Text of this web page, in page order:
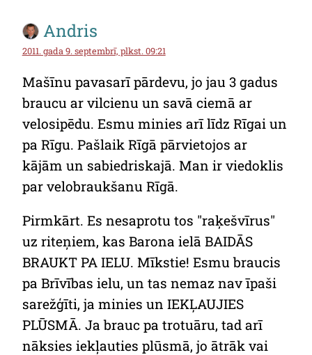
Andris
2011. gada 9. septembrī, plkst. 09:21
Mašīnu pavasarī pārdevu, jo jau 3 gadus
braucu ar vilcienu un savā ciemā ar
velosipēdu. Esmu minies arī līdz Rīgai un
pa Rīgu. Pašlaik Rīgā pārvietojos ar
kājām un sabiedriskajā. Man ir viedoklis
par velobraukšanu Rīgā.
Pirmkārt. Es nesaprotu tos "raķešvīrus"
uz riteņiem, kas Barona ielā BAIDĀS
BRAUKT PA IELU. Mīkstie! Esmu braucis
pa Brīvības ielu, un tas nemaz nav īpaši
sarežģīti, ja minies un IEKĻAUJIES
PLŪSMĀ. Ja brauc pa trotuāru, tad arī
nāksies iekļauties plūsmā, jo ātrāk vai